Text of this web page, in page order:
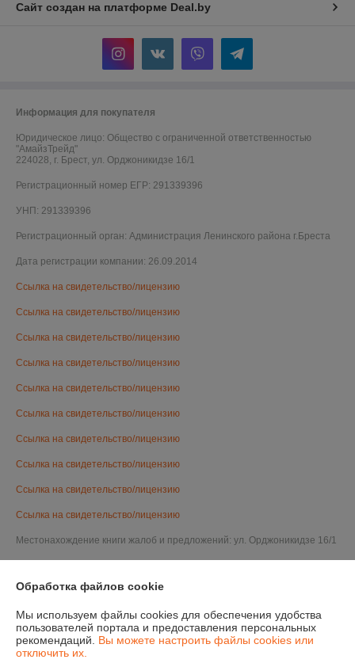
Сайт создан на платформе Deal.by
Информация для покупателя
Юридическое лицо: Общество с ограниченной ответственностью
"АмайзТрейд"
224028, г. Брест, ул. Орджоникидзе 16/1
Регистрационный номер ЕГР: 291339396
УНП: 291339396
Регистрационный орган: Администрация Ленинского района г.Бреста
Дата регистрации компании: 26.09.2014
Ссылка на свидетельство/лицензию
Ссылка на свидетельство/лицензию
Ссылка на свидетельство/лицензию
Ссылка на свидетельство/лицензию
Ссылка на свидетельство/лицензию
Ссылка на свидетельство/лицензию
Ссылка на свидетельство/лицензию
Ссылка на свидетельство/лицензию
Ссылка на свидетельство/лицензию
Ссылка на свидетельство/лицензию
Местонахождение книги жалоб и предложений: ул. Орджоникидзе 16/1
Обработка файлов cookie
Мы используем файлы cookies для обеспечения удобства
пользователей портала и предоставления персональных
рекомендаций. Вы можете настроить файлы cookies или
отключить их.